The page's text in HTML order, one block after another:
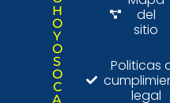
H
O
Y
O
S
O
C
A
del
sitio
Politicas
legal